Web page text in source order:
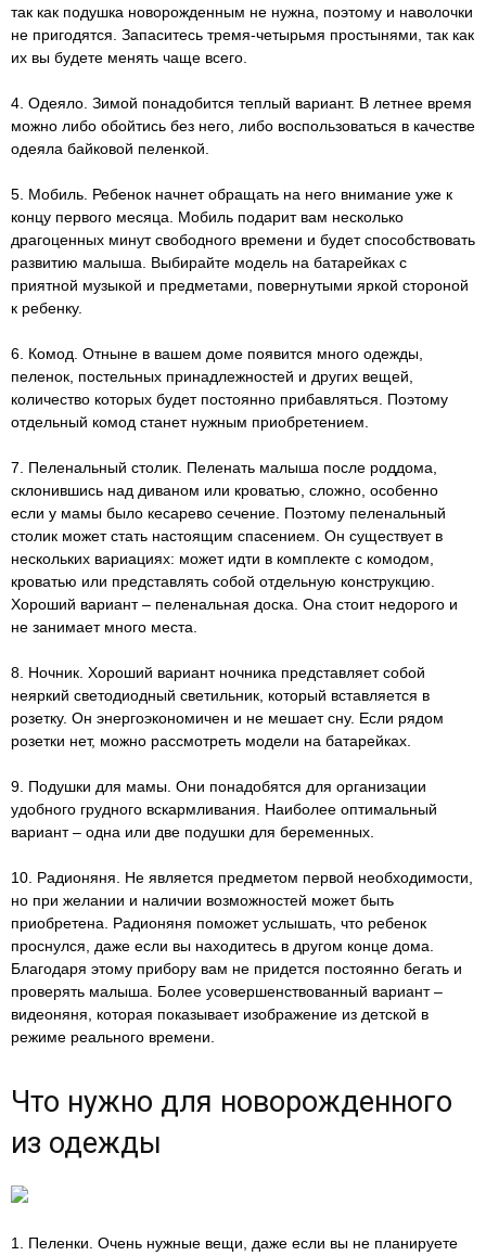
так как подушка новорожденным не нужна, поэтому и наволочки
не пригодятся. Запаситесь тремя-четырьмя простынями, так как
их вы будете менять чаще всего.
4. Одеяло. Зимой понадобится теплый вариант. В летнее время
можно либо обойтись без него, либо воспользоваться в качестве
одеяла байковой пеленкой.
5. Мобиль. Ребенок начнет обращать на него внимание уже к
концу первого месяца. Мобиль подарит вам несколько
драгоценных минут свободного времени и будет способствовать
развитию малыша. Выбирайте модель на батарейках с
приятной музыкой и предметами, повернутыми яркой стороной
к ребенку.
6. Комод. Отныне в вашем доме появится много одежды,
пеленок, постельных принадлежностей и других вещей,
количество которых будет постоянно прибавляться. Поэтому
отдельный комод станет нужным приобретением.
7. Пеленальный столик. Пеленать малыша после роддома,
склонившись над диваном или кроватью, сложно, особенно
если у мамы было кесарево сечение. Поэтому пеленальный
столик может стать настоящим спасением. Он существует в
нескольких вариациях: может идти в комплекте с комодом,
кроватью или представлять собой отдельную конструкцию.
Хороший вариант – пеленальная доска. Она стоит недорого и
не занимает много места.
8. Ночник. Хороший вариант ночника представляет собой
неяркий светодиодный светильник, который вставляется в
розетку. Он энергоэкономичен и не мешает сну. Если рядом
розетки нет, можно рассмотреть модели на батарейках.
9. Подушки для мамы. Они понадобятся для организации
удобного грудного вскармливания. Наиболее оптимальный
вариант – одна или две подушки для беременных.
10. Радионяня. Не является предметом первой необходимости,
но при желании и наличии возможностей может быть
приобретена. Радионяня поможет услышать, что ребенок
проснулся, даже если вы находитесь в другом конце дома.
Благодаря этому прибору вам не придется постоянно бегать и
проверять малыша. Более усовершенствованный вариант –
видеоняня, которая показывает изображение из детской в
режиме реального времени.
Что нужно для новорожденного
из одежды
1. Пеленки. Очень нужные вещи, даже если вы не планируете